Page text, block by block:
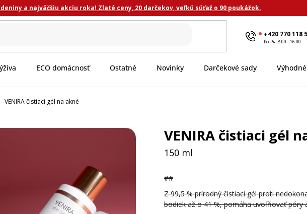
a najväčšiu akciu roka! Zlaté ceny, 20 darčekov, veľkú súťaž o 90 poukážok.
+420 770 118
Po-Pia 8:00 - 16:00
ECO domácnosť Ostatné Novinky Darčekové sady
VENIRA čistiaci gél na akné
VENIRA čistiaci gél
150 ml
##
Z 99,5 % prírodný čistiaci gél proti
bodiek až o 41 %, pomáha uvoľňovať póry